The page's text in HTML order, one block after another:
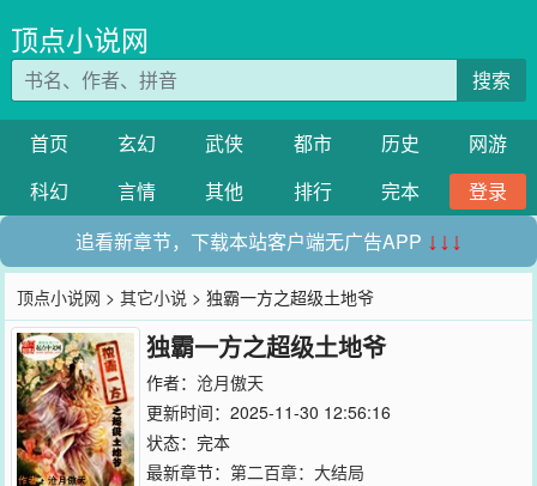
顶点小说网
搜索
首页 玄幻 武侠 都市 历史
网游
科幻
言情 其他 排行 完本
登录
追看新章节，下载本站客户端无广告APP ↓↓↓
顶点小说网 >其它小说 > 独霸一方之超级土地爷
独霸一方之超级土地爷
作者： 沧月傲天
更新时间：2025-11-30 12:56:16
状态：完本
最新章节： 第二百章：大结局